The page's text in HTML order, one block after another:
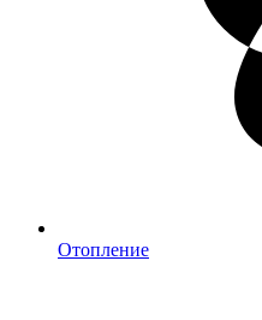
Отопление